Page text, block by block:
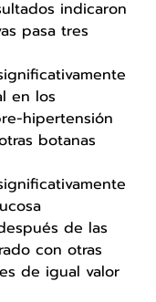
indicaron
pasa tres
en los
hipertensión
botanas
de las
con otras
de igual valor